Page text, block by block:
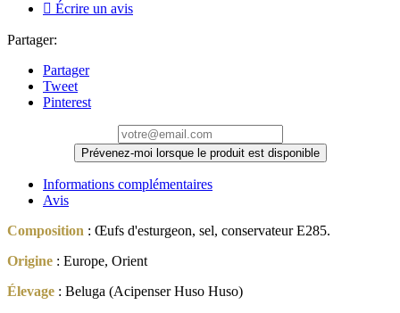
 Écrire un avis
Partager:
Partager
Tweet
Pinterest
Prévenez-moi lorsque le produit est disponible
Informations complémentaires
Avis
Composition : Œufs d'esturgeon, sel, conservateur E285.
Origine : Europe, Orient
Élevage : Beluga (Acipenser Huso Huso)